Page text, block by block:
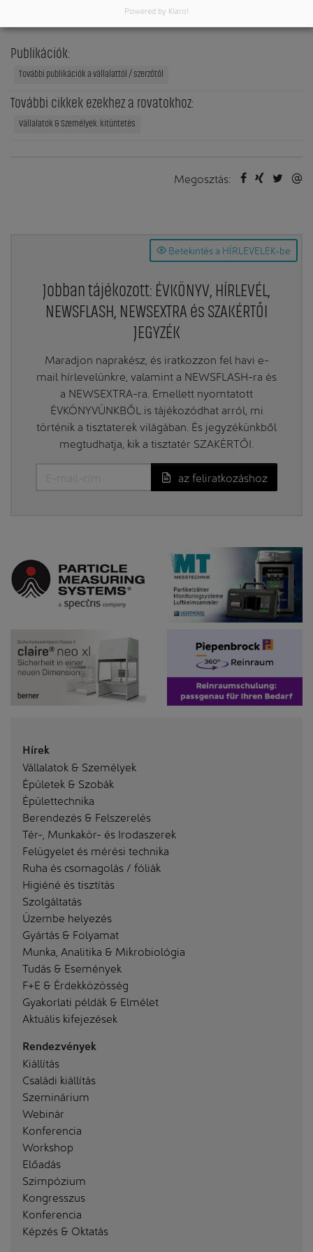
Publikációk:
További publikációk a vállalattól / szerzőtől
További cikkek ezekhez a rovatokhoz:
Vállalatok & Személyek: kitüntetés
Megosztás:
Betekintés a HÍRLEVELEK-be
Jobban tájékozott: ÉVKÖNYV, HÍRLEVÉL,
NEWSFLASH, NEWSEXTRA és SZAKÉRTŐI
JEGYZÉK
Maradjon naprakész, és iratkozzon fel havi e-
mail hírlevelünkre, valamint a NEWSFLASH-ra és
a NEWSEXTRA-ra. Emellett nyomtatott
ÉVKÖNYVÜNKBŐL is tájékozódhat arról, mi
történik a tisztaterek világában. És jegyzékünkből
megtudhatja, kik a tisztatér SZAKÉRTŐI.
az feliratkozáshoz
Hírek
Vállalatok & Személyek
Épületek & Szobák
Épülettechnika
Berendezés & Felszerelés
Tér-, Munkakör- és Irodaszerek
Felügyelet és mérési technika
Ruha és csomagolás / fóliák
Higiéné és tisztítás
Szolgáltatás
Üzembe helyezés
Gyártás & Folyamat
Munka, Analitika & Mikrobiológia
Tudás & Események
F+E & Érdekközösség
Gyakorlati példák & Elmélet
Aktuális kifejezések
Rendezvények
Kiállítás
Családi kiállítás
Szeminárium
Webinár
Konferencia
Workshop
Előadás
Szimpózium
Kongresszus
Konferencia
Képzés & Oktatás
Powered by Klaro!